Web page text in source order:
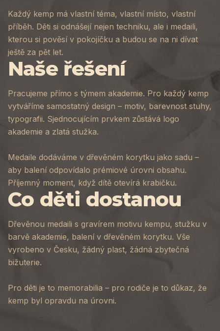
Každý kemp má vlastní téma, vlastní místo, vlastní
příběh. Děti si odnášejí nejen techniku, ale i medaili,
kterou si pověsí v pokojíčku a budou se na ni dívat
ještě za pět let.
Naše řešení
Pracujeme přímo s týmem akademie. Pro každý kemp
vytváříme samostatný design – motiv, barevnost stuhy,
typografii. Sjednocujícím prvkem zůstává logo
akademie a zlatá stužka.
Medaile dodáváme v dřevěném korytku jako sadu –
aby balení odpovídalo prémiové úrovni obsahu.
Příjemný moment, když dítě otevírá krabičku.
Co děti dostanou
Dřevěnou medaili s gravírem motivu kempu, stužku v
barvě akademie, balení v dřevěném korytku. Vše
vyrobeno v Česku, žádný plast, žádná zbytečná
bižuterie.
Pro děti je to memorabilia – pro rodiče je to důkaz, že
kemp byl opravdu na úrovni.